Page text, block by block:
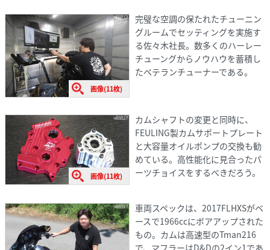
画像(11枚)
完璧な空調の保たれたチューニン
グルームでセッティングを実施す
る佐々木社長。数多くのハーレー
チューングからノウハウを蓄積し
たベテランチューナーである。
画像(11枚)
カムシャフトの変更と同時に、
FEULING製カムサポートプレート
と大容量オイルポンプの交換も勧
めている。高性能化に見合ったパ
ーツチョイスをするべきだろう。
車両スペックは、2017FLHXSがベ
ースで1966ccにボアアップされた
もの。カムは高速型のTman216
で、マフラーはD&Dの2イン1であ